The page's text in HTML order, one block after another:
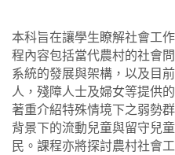
本科旨在讓學生瞭解社會工
程內容包括當代農村的社會
系統的發展與架構，以及目
人，殘障人士及婦女等提供
著重介紹特殊情境下之弱勢
背景下的流動兒童與留守兒
民。課程亦將探討農村社會